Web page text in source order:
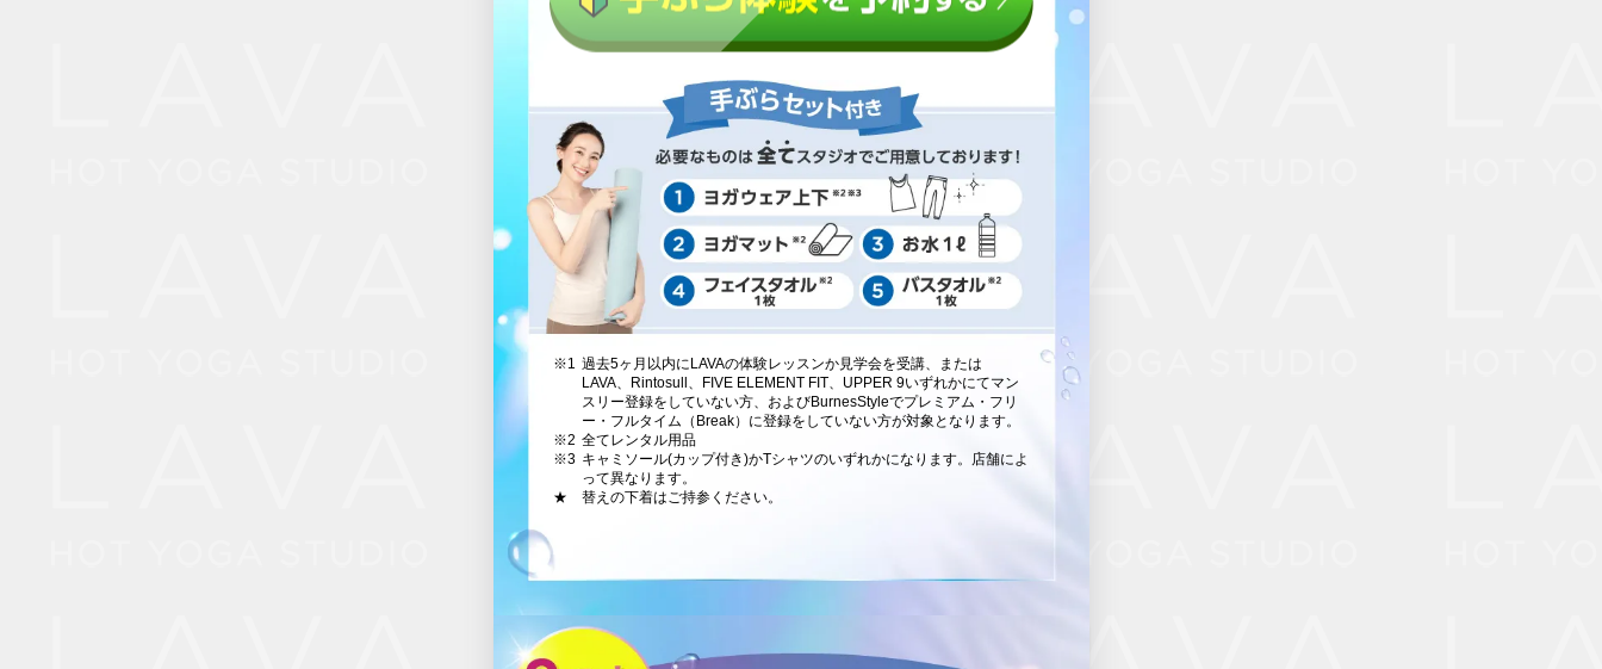
※1 過去5ヶ月以内にLAVAの体験レッスンか見学会を受講、または
LAVA、Rintosull、FIVE ELEMENT FIT、UPPER 9いずれかにてマン
スリー登録をしていない方、およびBurnesStyleでプレミアム・フリ
ー・フルタイム（Break）に登録をしていない方が対象となります。
※2 全てレンタル用品
※3 キャミソール(カップ付き)かTシャツのいずれかになります。店舗によ
って異なります。
★
替えの下着はご持参ください。